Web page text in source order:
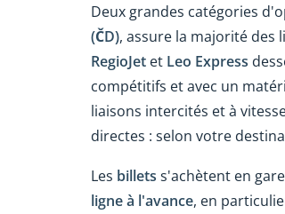
Deux grandes catégories
(ČD), assure la majorité des
RegioJet et Leo Express
compétitifs et avec un
liaisons intercités et à
directes : selon votre
Les billets s'achètent en
ligne à l'avance, en